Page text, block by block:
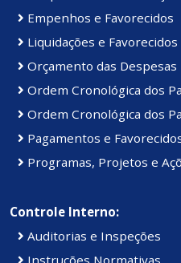
Empenhos e Favorecidos
Liquidações e Favorecidos
Orçamento das Despesas
Ordem Cronológica dos
Ordem Cronológica dos
Pagamentos e
Programas, Projetos e
Controle Interno:
Auditorias e Inspeções
Instruções Normativas